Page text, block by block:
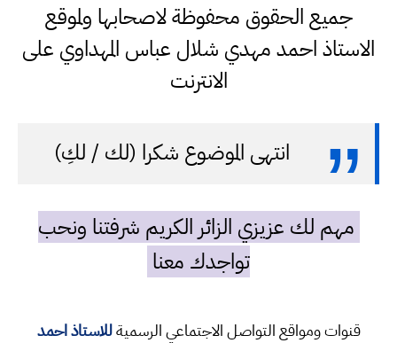
جميع الحقوق محفوظة لاصحابها ولموقع
الاستاذ احمد مهدي شلال عباس المهداوي على
الانترنت
انتهى الموضوع شكرا (لك / لكِ)
مهم لك عزيزي الزائر الكريم شرفتنا ونحب
تواجدك معنا
قنوات ومواقع التواصل الاجتماعي الرسميةللاستاذ احمد